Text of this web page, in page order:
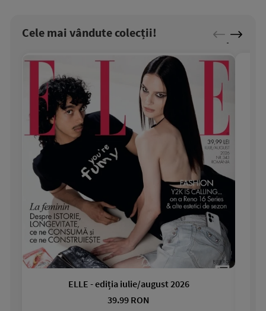
Cele mai vândute colecții!
ELLE - ediția iulie/august 2026
39.99 RON